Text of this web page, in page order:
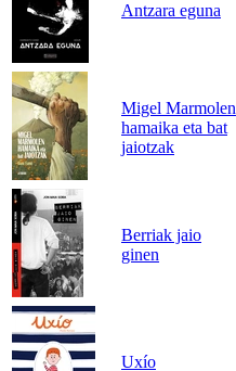
Antzara eguna
Migel Marmolen
hamaika eta bat
jaiotzak
Berriak jaio
ginen
Uxío